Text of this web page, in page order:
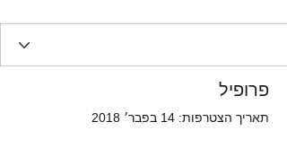
פרופיל
תאריך הצטרפות: 14 בפבר׳ 2018